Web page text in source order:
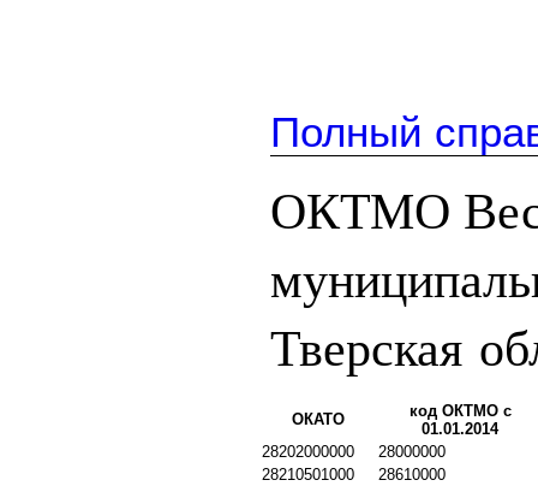
Полный
ОКТМО
Тверская
ОКАТО
код ОКТМО с
01.01.2014
28202000000
28000000
28210501000
28610000